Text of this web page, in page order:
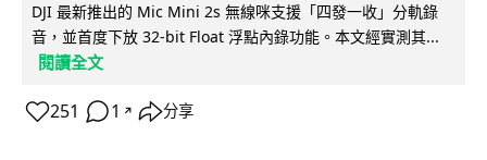
DJI 最新推出的 Mic Mini 2s 無線咪支援「四發一收」分軌錄
音，並首度下放 32-bit Float 浮點內錄功能。本文經實測其...
閱讀全文
251 1 ↗ 分享